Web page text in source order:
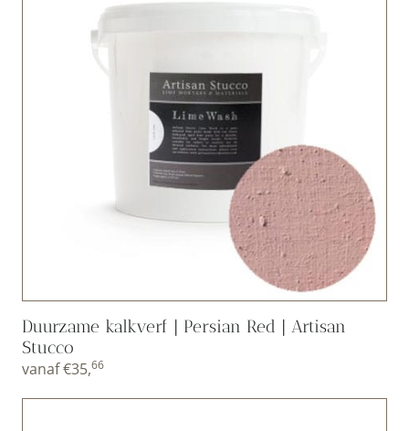
Duurzame kalkverf | Persian Red | Artisan
Stucco
vanaf€35,66